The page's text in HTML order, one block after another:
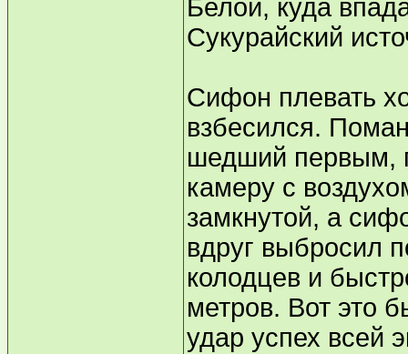
Белой, куда
Сукурайский
Сифон плевать
взбесился.
шедший первым,
камеру с
замкнутой, а
вдруг выбросил
колодцев и
метров. Вот это
удар успех всей